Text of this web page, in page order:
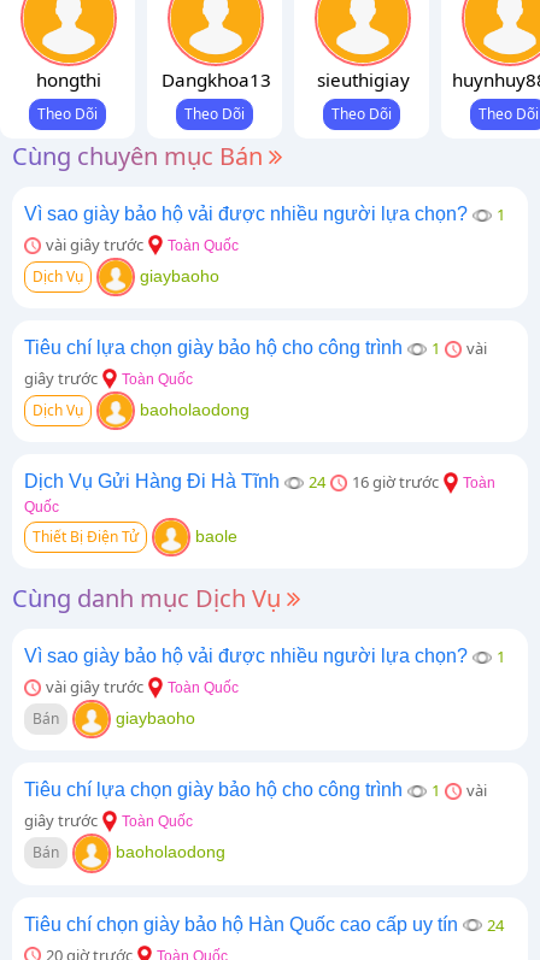
hongthi Dangkhoa13 sieuthigiay
Cùng chuyên mục Bán
Vì sao giày bảo hộ vải được nhiều người lựa chọn?
1
vài giây trước
Toàn Quốc
Dịch Vụ giaybaoho
Tiêu chí lựa chọn giày bảo hộ cho công trình 1
vài
giây trước
Toàn Quốc
Dịch Vụ baoholaodong
Dịch Vụ Gửi Hàng Đi Hà Tĩnh 24 16 giờ trước
Toàn
Quốc
Thiết Bị Điện Tử baole
Cùng danh mục Dịch Vụ
Vì sao giày bảo hộ vải được nhiều người lựa chọn?
1
vài giây trước
Toàn Quốc
Bán giaybaoho
Tiêu chí lựa chọn giày bảo hộ cho công trình 1
vài
giây trước
Toàn Quốc
Bán baoholaodong
Tiêu chí chọn giày bảo hộ Hàn Quốc cao cấp uy tín
24
20 giờ trước
Toàn Quốc